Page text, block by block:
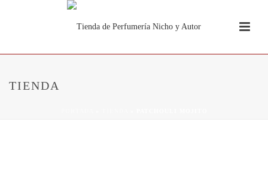
TIENDA